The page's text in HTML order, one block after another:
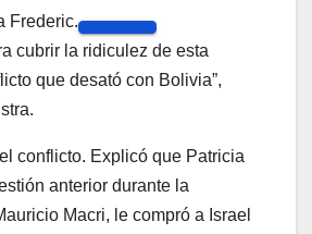
Frederic.
cubrir la ridiculez de esta
que desató con Bolivia”,
conflicto. Explicó que Patricia
anterior durante la
Macri, le compró a Israel